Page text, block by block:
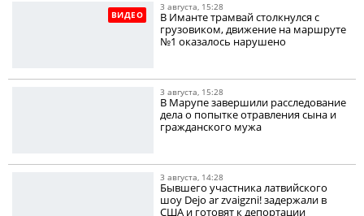
ВИДЕО
3 августа, 15:28
В Иманте трамвай столкнулся с
грузовиком, движение на маршруте
№1 оказалось нарушено
3 августа, 15:28
В Марупе завершили расследование
дела о попытке отравления сына и
гражданского мужа
3 августа, 14:28
Бывшего участника латвийского
шоу Dejo ar zvaigzni! задержали в
США и готовят к депортации